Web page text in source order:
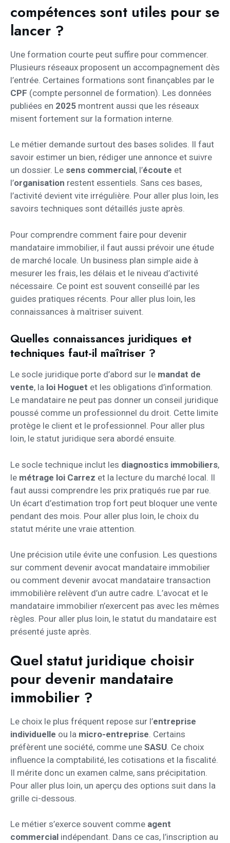
compétences sont utiles pour se
lancer ?
Une formation courte peut suffire pour commencer.
Plusieurs réseaux proposent un accompagnement dès
l’entrée. Certaines formations sont finançables par le
CPF (compte personnel de formation). Les données
publiées en 2025 montrent aussi que les réseaux
misent fortement sur la formation interne.
Le métier demande surtout des bases solides. Il faut
savoir estimer un bien, rédiger une annonce et suivre
un dossier. Le sens commercial, l’écoute et
l’organisation restent essentiels. Sans ces bases,
l’activité devient vite irrégulière. Pour aller plus loin, les
savoirs techniques sont détaillés juste après.
Pour comprendre comment faire pour devenir
mandataire immobilier, il faut aussi prévoir une étude
de marché locale. Un business plan simple aide à
mesurer les frais, les délais et le niveau d’activité
nécessaire. Ce point est souvent conseillé par les
guides pratiques récents. Pour aller plus loin, les
connaissances à maîtriser suivent.
Quelles connaissances juridiques et
techniques faut-il maîtriser ?
Le socle juridique porte d’abord sur le mandat de
vente, la loi Hoguet et les obligations d’information.
Le mandataire ne peut pas donner un conseil juridique
poussé comme un professionnel du droit. Cette limite
protège le client et le professionnel. Pour aller plus
loin, le statut juridique sera abordé ensuite.
Le socle technique inclut les diagnostics immobiliers,
le métrage loi Carrez et la lecture du marché local. Il
faut aussi comprendre les prix pratiqués rue par rue.
Un écart d’estimation trop fort peut bloquer une vente
pendant des mois. Pour aller plus loin, le choix du
statut mérite une vraie attention.
Une précision utile évite une confusion. Les questions
sur comment devenir avocat mandataire immobilier
ou comment devenir avocat mandataire transaction
immobilière relèvent d’un autre cadre. L’avocat et le
mandataire immobilier n’exercent pas avec les mêmes
règles. Pour aller plus loin, le statut du mandataire est
présenté juste après.
Quel statut juridique choisir
pour devenir mandataire
immobilier ?
Le choix le plus fréquent repose sur l’entreprise
individuelle ou la micro-entreprise . Certains
préfèrent une société, comme une SASU . Ce choix
influence la comptabilité, les cotisations et la fiscalité.
Il mérite donc un examen calme, sans précipitation.
Pour aller plus loin, un aperçu des options suit dans la
grille ci-dessous.
Le métier s’exerce souvent comme agent
commercial indépendant. Dans ce cas, l’inscription au